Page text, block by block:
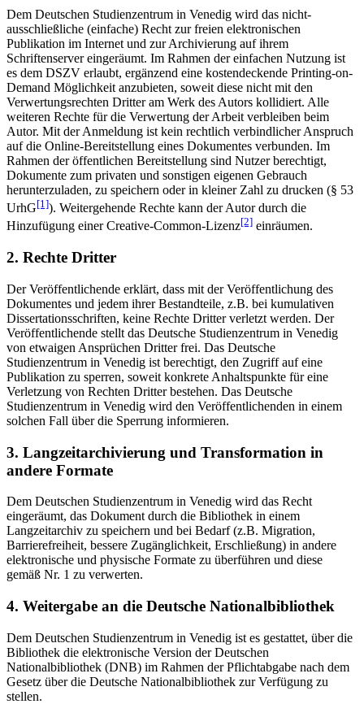
Dem Deutschen Studienzentrum in Venedig wird das nicht-
ausschließliche (einfache) Recht zur freien elektronischen
Publikation im Internet und zur Archivierung auf ihrem
Schriftenserver eingeräumt. Im Rahmen der einfachen Nutzung ist
es dem DSZV erlaubt, ergänzend eine kostendeckende Printing-on-
Demand Möglichkeit anzubieten, soweit diese nicht mit den
Verwertungsrechten Dritter am Werk des Autors kollidiert. Alle
weiteren Rechte für die Verwertung der Arbeit verbleiben beim
Autor. Mit der Anmeldung ist kein rechtlich verbindlicher Anspruch
auf die Online-Bereitstellung eines Dokumentes verbunden. Im
Rahmen der öffentlichen Bereitstellung sind Nutzer berechtigt,
Dokumente zum privaten und sonstigen eigenen Gebrauch
herunterzuladen, zu speichern oder in kleiner Zahl zu drucken (§ 53
UrhG[1]). Weitergehende Rechte kann der Autor durch die
Hinzufügung einer Creative-Common-Lizenz[2] einräumen.
2. Rechte Dritter
Der Veröffentlichende erklärt, dass mit der Veröffentlichung des
Dokumentes und jedem ihrer Bestandteile, z.B. bei kumulativen
Dissertationsschriften, keine Rechte Dritter verletzt werden. Der
Veröffentlichende stellt das Deutsche Studienzentrum in Venedig
von etwaigen Ansprüchen Dritter frei. Das Deutsche
Studienzentrum in Venedig ist berechtigt, den Zugriff auf eine
Publikation zu sperren, soweit konkrete Anhaltspunkte für eine
Verletzung von Rechten Dritter bestehen. Das Deutsche
Studienzentrum in Venedig wird den Veröffentlichenden in einem
solchen Fall über die Sperrung informieren.
3. Langzeitarchivierung und Transformation in
andere Formate
Dem Deutschen Studienzentrum in Venedig wird das Recht
eingeräumt, das Dokument durch die Bibliothek in einem
Langzeitarchiv zu speichern und bei Bedarf (z.B. Migration,
Barrierefreiheit, bessere Zugänglichkeit, Erschließung) in andere
elektronische und physische Formate zu überführen und diese
gemäß Nr. 1 zu verwerten.
4. Weitergabe an die Deutsche Nationalbibliothek
Dem Deutschen Studienzentrum in Venedig ist es gestattet, über die
Bibliothek die elektronische Version der Deutschen
Nationalbibliothek (DNB) im Rahmen der Pflichtabgabe nach dem
Gesetz über die Deutsche Nationalbibliothek zur Verfügung zu
stellen.